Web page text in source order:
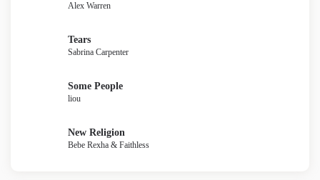
Alex Warren
Tears
Sabrina Carpenter
Some People
liou
New Religion
Bebe Rexha & Faithless